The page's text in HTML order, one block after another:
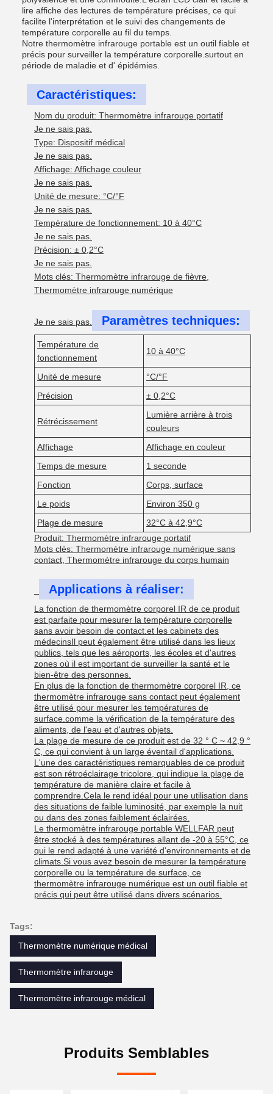
lire affiche des lectures de température précises, ce qui
facilite l'interprétation et le suivi des changements de
température corporelle au fil du temps.
Notre thermomètre infrarouge portable est un outil fiable et
précis pour surveiller la température corporelle.surtout en
période de maladie et d' épidémies.
Caractéristiques:
Nom du produit: Thermomètre infrarouge portatif
Je ne sais pas.
Type: Dispositif médical
Je ne sais pas.
Affichage: Affichage couleur
Je ne sais pas.
Unité de mesure: °C/°F
Je ne sais pas.
Température de fonctionnement: 10 à 40°C
Je ne sais pas.
Précision: ± 0,2°C
Je ne sais pas.
Mots clés: Thermomètre infrarouge de fièvre,
Thermomètre infrarouge numérique
Je ne sais pas. Paramètres techniques:
Température de
fonctionnement
10 à 40°C
Unité de mesure
°C/°F
Précision
± 0,2°C
Rétrécissement
Lumière arrière à trois
couleurs
Affichage
Affichage en couleur
Temps de mesure
1 seconde
Fonction
Corps, surface
Le poids
Environ 350 g
Plage de mesure
32°C à 42,9°C
Produit: Thermomètre infrarouge portatif
Mots clés: Thermomètre infrarouge numérique sans
contact, Thermomètre infrarouge du corps humain
Applications à réaliser:
La fonction de thermomètre corporel IR de ce produit
est parfaite pour mesurer la température corporelle
sans avoir besoin de contact.et les cabinets des
médecinsIl peut également être utilisé dans les lieux
publics, tels que les aéroports, les écoles et d'autres
zones où il est important de surveiller la santé et le
bien-être des personnes.
En plus de la fonction de thermomètre corporel IR, ce
thermomètre infrarouge sans contact peut également
être utilisé pour mesurer les températures de
surface.comme la vérification de la température des
aliments, de l'eau et d'autres objets.
La plage de mesure de ce produit est de 32 ° C ~ 42,9 °
C, ce qui convient à un large éventail d'applications.
L'une des caractéristiques remarquables de ce produit
est son rétroéclairage tricolore, qui indique la plage de
température de manière claire et facile à
comprendre.Cela le rend idéal pour une utilisation dans
des situations de faible luminosité, par exemple la nuit
ou dans des zones faiblement éclairées.
Le thermomètre infrarouge portable WELLFAR peut
être stocké à des températures allant de -20 à 55°C, ce
qui le rend adapté à une variété d'environnements et de
climats.Si vous avez besoin de mesurer la température
corporelle ou la température de surface, ce
thermomètre infrarouge numérique est un outil fiable et
précis qui peut être utilisé dans divers scénarios.
Tags:
Thermomètre numérique médical
Thermomètre infrarouge
Thermomètre infrarouge médical
Produits Semblables